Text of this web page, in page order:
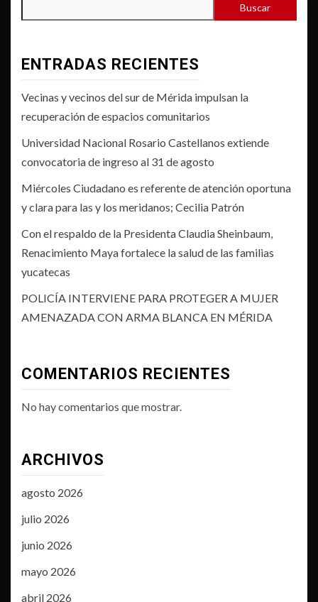
Buscar
ENTRADAS RECIENTES
Vecinas y vecinos del sur de Mérida impulsan la
recuperación de espacios comunitarios
Universidad Nacional Rosario Castellanos extiende
convocatoria de ingreso al 31 de agosto
Miércoles Ciudadano es referente de atención oportuna
y clara para las y los meridanos; Cecilia Patrón
Con el respaldo de la Presidenta Claudia Sheinbaum,
Renacimiento Maya fortalece la salud de las familias
yucatecas
POLICÍA INTERVIENE PARA PROTEGER A MUJER
AMENAZADA CON ARMA BLANCA EN MÉRIDA
COMENTARIOS RECIENTES
No hay comentarios que mostrar.
ARCHIVOS
agosto 2026
julio 2026
junio 2026
mayo 2026
abril 2026